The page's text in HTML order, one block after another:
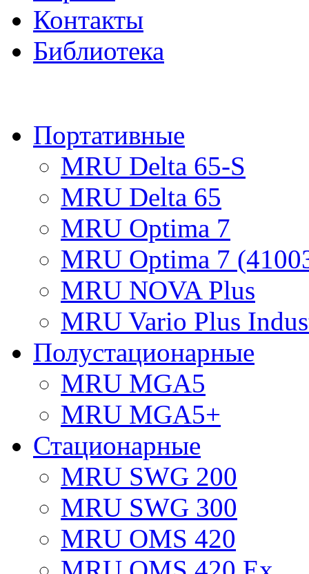
Контакты
Библиотека
Портативные
MRU Delta 65-S
MRU Delta 65
MRU Optima 7
MRU Optima 7
MRU NOVA Plus
MRU Vario Plus
Полустационарные
MRU MGA5
MRU MGA5+
Стационарные
MRU SWG 200
MRU SWG 300
MRU OMS 420